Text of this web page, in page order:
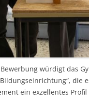
würdigt das
die
ein exzellentes